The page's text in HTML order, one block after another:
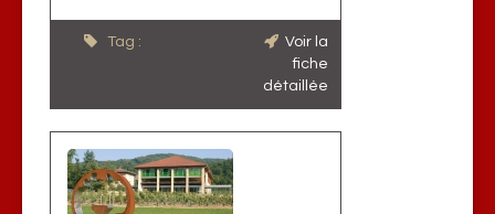
Tag :
Voir la
fiche
détaillée